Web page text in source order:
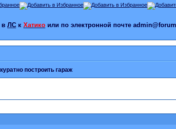
в ЛС к Хатико или по электронной почте
построить гараж